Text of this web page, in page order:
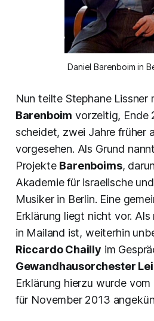
Daniel Barenboim in
Nun teilte Stephane Lissner
Barenboim vorzeitig, Ende
scheidet, zwei Jahre früher
vorgesehen. Als Grund
Projekte Barenboims,
Akademie für israelische
Musiker in Berlin. Eine
Erklärung liegt nicht vor.
in Mailand ist, weiterhin
Riccardo Chailly im
Gewandhausorchester
Erklärung hierzu wurde vom
für November 2013